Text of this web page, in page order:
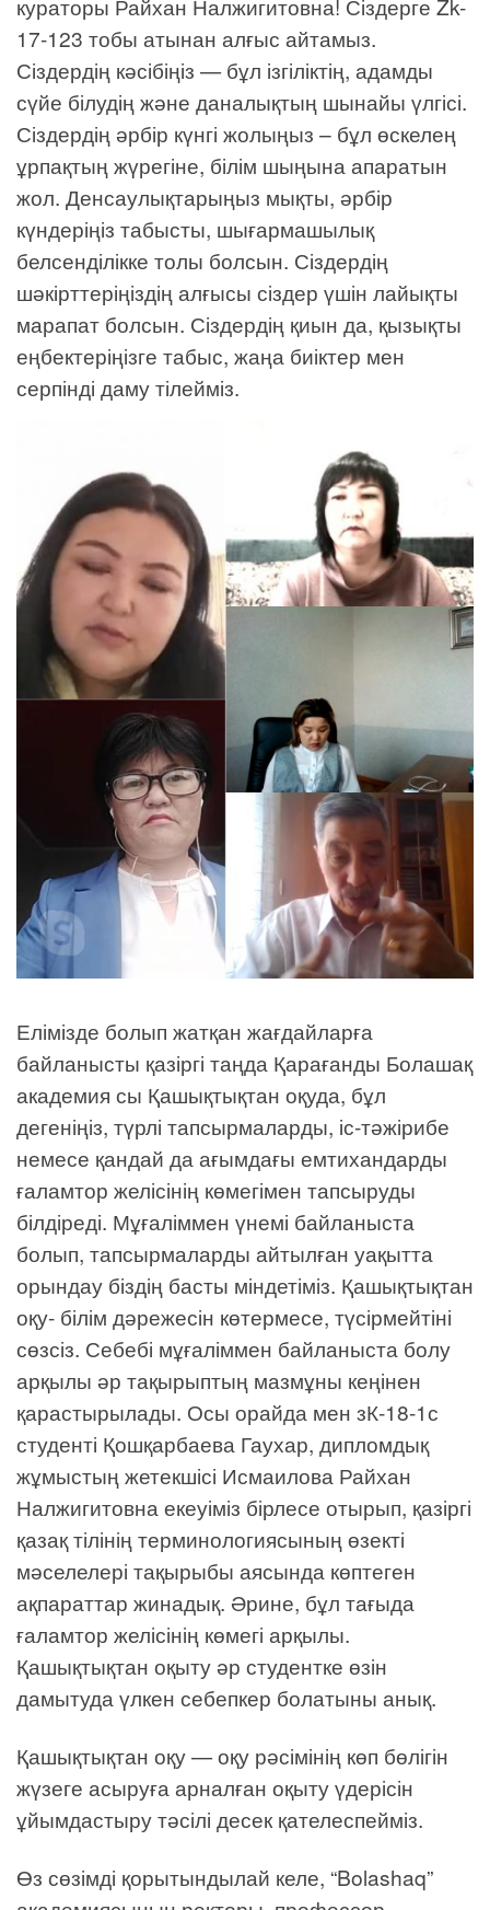
17-123 тобы атынан алғыс айтамыз.
Сіздердің кәсібіңіз — бұл ізгіліктің, адамды
сүйе білудің және даналықтың шынайы үлгісі.
Сіздердің әрбір күнгі жолыңыз – бұл өскелең
ұрпақтың жүрегіне, білім шыңына апаратын
жол. Денсаулықтарыңыз мықты, әрбір
күндеріңіз табысты, шығармашылық
белсенділікке толы болсын. Сіздердің
шәкірттеріңіздің алғысы сіздер үшін лайықты
марапат болсын. Сіздердің қиын да, қызықты
еңбектеріңізге табыс, жаңа биіктер мен
серпінді даму тілейміз.
Елімізде болып жатқан жағдайларға
байланысты қазіргі таңда Қарағанды Болашақ
академия сы Қашықтықтан оқуда, бұл
дегеніңіз, түрлі тапсырмаларды, іс-тәжірибе
немесе қандай да ағымдағы емтихандарды
ғаламтор желісінің көмегімен тапсыруды
білдіреді. Мұғаліммен үнемі байланыста
болып, тапсырмаларды айтылған уақытта
орындау біздің басты міндетіміз. Қашықтықтан
оқу- білім дәрежесін көтермесе, түсірмейтіні
сөзсіз. Себебі мұғаліммен байланыста болу
арқылы әр тақырыптың мазмұны кеңінен
қарастырылады. Осы орайда мен зК-18-1с
студенті Қошқарбаева Гаухар, дипломдық
жұмыстың жетекшісі Исмаилова Райхан
Налжигитовна екеуіміз бірлесе отырып, қазіргі
қазақ тілінің терминологиясының өзекті
мәселелері тақырыбы аясында көптеген
ақпараттар жинадық. Әрине, бұл тағыда
ғаламтор желісінің көмегі арқылы.
Қашықтықтан оқыту әр студентке өзін
дамытуда үлкен себепкер болатыны анық.
Қашықтықтан оқу — оқу рәсімінің көп бөлігін
жүзеге асыруға арналған оқыту үдерісін
ұйымдастыру тәсілі десек қателеспейміз.
Өз сөзімді қорытындылай келе, “Bolashaq”